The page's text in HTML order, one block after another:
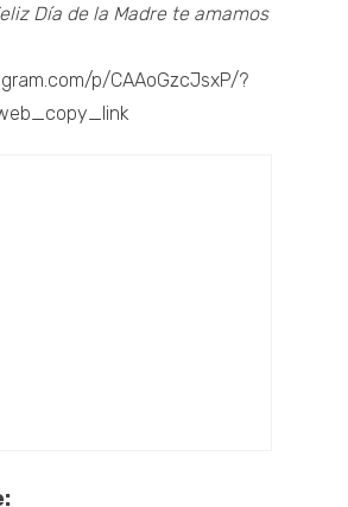
Día de la Madre te amamos
p/CAAoGzcJsxP/?